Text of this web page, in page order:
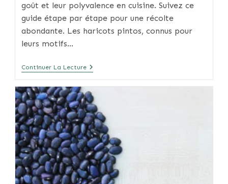
goût et leur polyvalence en cuisine. Suivez ce
guide étape par étape pour une récolte
abondante. Les haricots pintos, connus pour
leurs motifs…
Continuer La LectureLe
Guide
Culture
Des
Haricots
Pintos